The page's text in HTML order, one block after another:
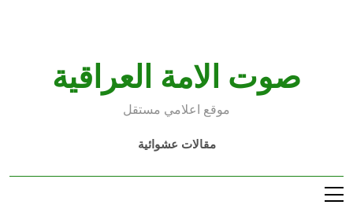
صوت الامة العراقية
موقع اعلامي مستقل
مقالات عشوائية